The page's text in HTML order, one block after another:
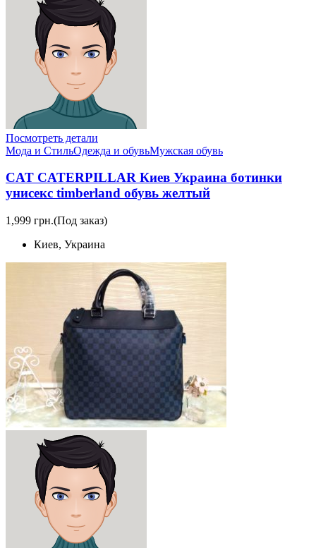
Посмотреть детали
Мода и СтильОдежда и обувьМужская обувь
CAT CATERPILLAR Киев Украина ботинки
унисекс timberland обувь желтый
1,999 грн.(Под заказ)
Киев, Украина